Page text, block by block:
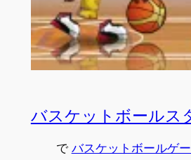
バスケットボールス
で バスケットボールゲ